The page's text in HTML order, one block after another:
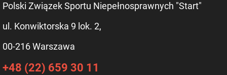
Polski Związek Sportu Niepełnosprawnych "Start"
ul. Konwiktorska 9 lok. 2,
00-216 Warszawa
+48 (22) 659 30 11